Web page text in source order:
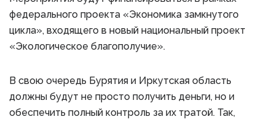
федерального проекта «Экономика замкнутого
цикла», входящего в новый национальный проект
«Экологическое благополучие».
В свою очередь Бурятия и Иркутская область
должны будут не просто получить деньги, но и
обеспечить полный контроль за их тратой. Так,